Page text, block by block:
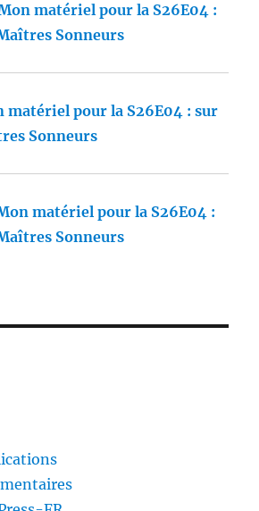
matériel pour la S26E04 :
Sonneurs
matériel pour la S26E04 : sur
Sonneurs
matériel pour la S26E04 :
Sonneurs